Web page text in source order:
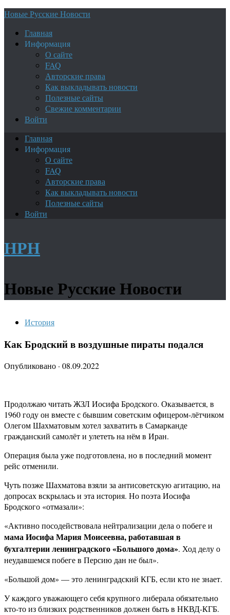
Новые Русские Новости
Главная
Информация
О сайте
FAQ
Авторские права
Как выкладывать новости
Полезные сайты
Свежие комментарии
Войти
Главная
Информация
О сайте
FAQ
Авторские права
Как выкладывать новости
Полезные сайты
Войти
НРН
Новые Русские Новости
История
Как Бродский в воздушные пираты подался
Опубликовано · 08.09.2022
Продолжаю читать ЖЗЛ Иосифа Бродского. Оказывается, в
1960 году он вместе с бывшим советским офицером-лётчиком
Олегом Шахматовым хотел захватить в Самарканде
гражданский самолёт и улететь на нём в Иран.
Операция была уже подготовлена, но в последний момент
рейс отменили.
Чуть позже Шахматова взяли за антисоветскую агитацию, на
допросах вскрылась и эта история. Но поэта Иосифа
Бродского «отмазали»:
«Активно посодействовала нейтрализации дела о побеге и
мама Иосифа Мария Моисеевна, работавшая в
бухгалтерии ленинградского «Большого дома». Ход делу о
неудавшемся побеге в Персию дан не был».
«Большой дом» — это ленинградский КГБ, если кто не знает.
У каждого уважающего себя крупного либерала обязательно
кто-то из близких родственников должен быть в НКВД-КГБ.